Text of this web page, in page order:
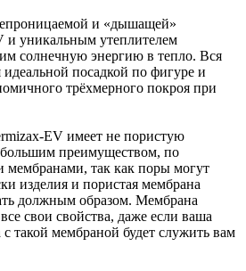
и «дышащей»
и уникальным утеплителем
солнечную энергию в тепло. Вся
идеальной посадкой по фигуре и
трёхмерного покроя при
EV имеет не пористую
большим преимуществом, по
так как поры могут
изделия и пористая мембрана
должным образом. Мембрана
свои свойства, даже если ваша
такой мембраной будет служить вам